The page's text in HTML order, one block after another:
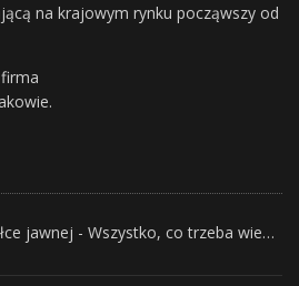
na krajowym rynku począwszy od
Sprzedaż udziałów w spółce jawnej - Wszystko, co trzeba wiedzieć.